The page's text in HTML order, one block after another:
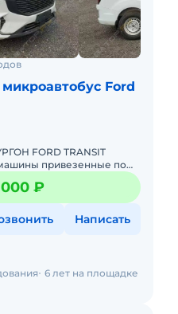
Ford
FORD TRANSIT
таможенное
документов
₽
Написать
6 лет на площадке